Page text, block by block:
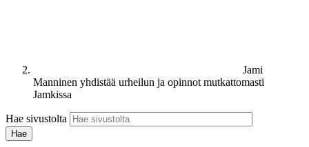
Jami
Manninen yhdistää urheilun ja opinnot mutkattomasti
Jamkissa
Hae sivustolta